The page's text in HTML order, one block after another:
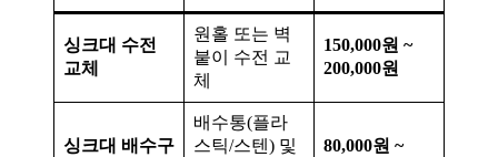
싱크대 수전
교체
원홀 또는 벽
붙이 수전 교
체
150,000원 ~
200,000원
싱크대 배수구
배수통(플라
스틱/스텐) 및
80,000원 ~